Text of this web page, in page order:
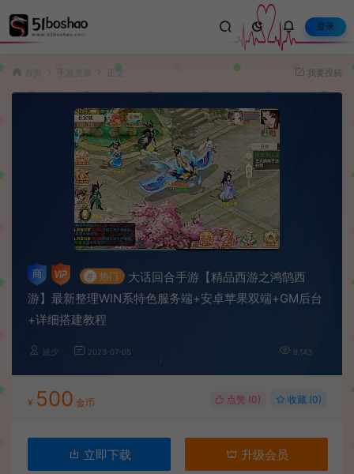
登录
手游资源 正文 我要投稿
# 热门
大话回合手游【精品西游之鸿鹄西
游】最新整理WIN系特色服务端+安卓苹果双端+GM后台
+详细搭建教程
波少 2023-07-05 9,143
¥ 500 金币 点赞 (0) 收藏 (0)
立即下载 升级会员